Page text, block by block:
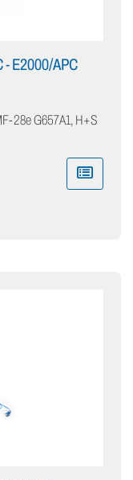
- E2000/APC
28e G657A1, H+S